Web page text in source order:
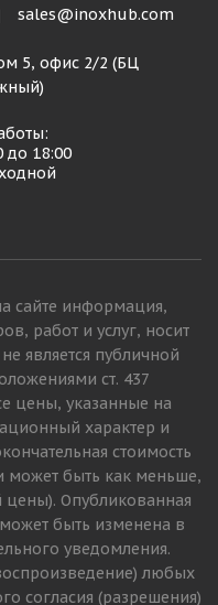
sales@inoxhub.com
5, офис 2/2 (БЦ
до 18:00
сайте информация,
работ и услуг, носит
является публичной
ст. 437
цены, указанные на
характер и
стоимость
может быть как меньше,
Опубликованная
быть изменена в
уведомления.
любых
согласия (разрешения)